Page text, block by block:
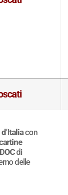
con
DOCdi
delle